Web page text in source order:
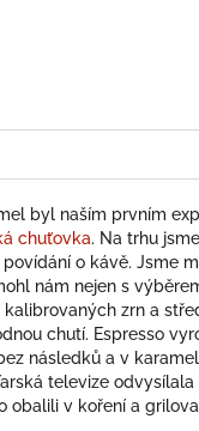
byl naším prvním
chuťovka. Na trhu
o kávě. Jsme
nám nejen s
zrn a
chutí. Espresso
následků a v
televize
obalili v koření a